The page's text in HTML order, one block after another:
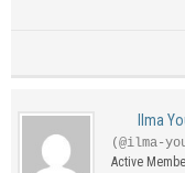
Ilma
(@ilma-
Active